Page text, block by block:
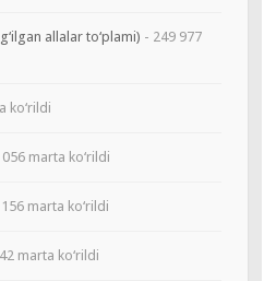
allalar to‘plami) - 249 977
ko‘rildi
marta ko‘rildi
marta ko‘rildi
marta ko‘rildi